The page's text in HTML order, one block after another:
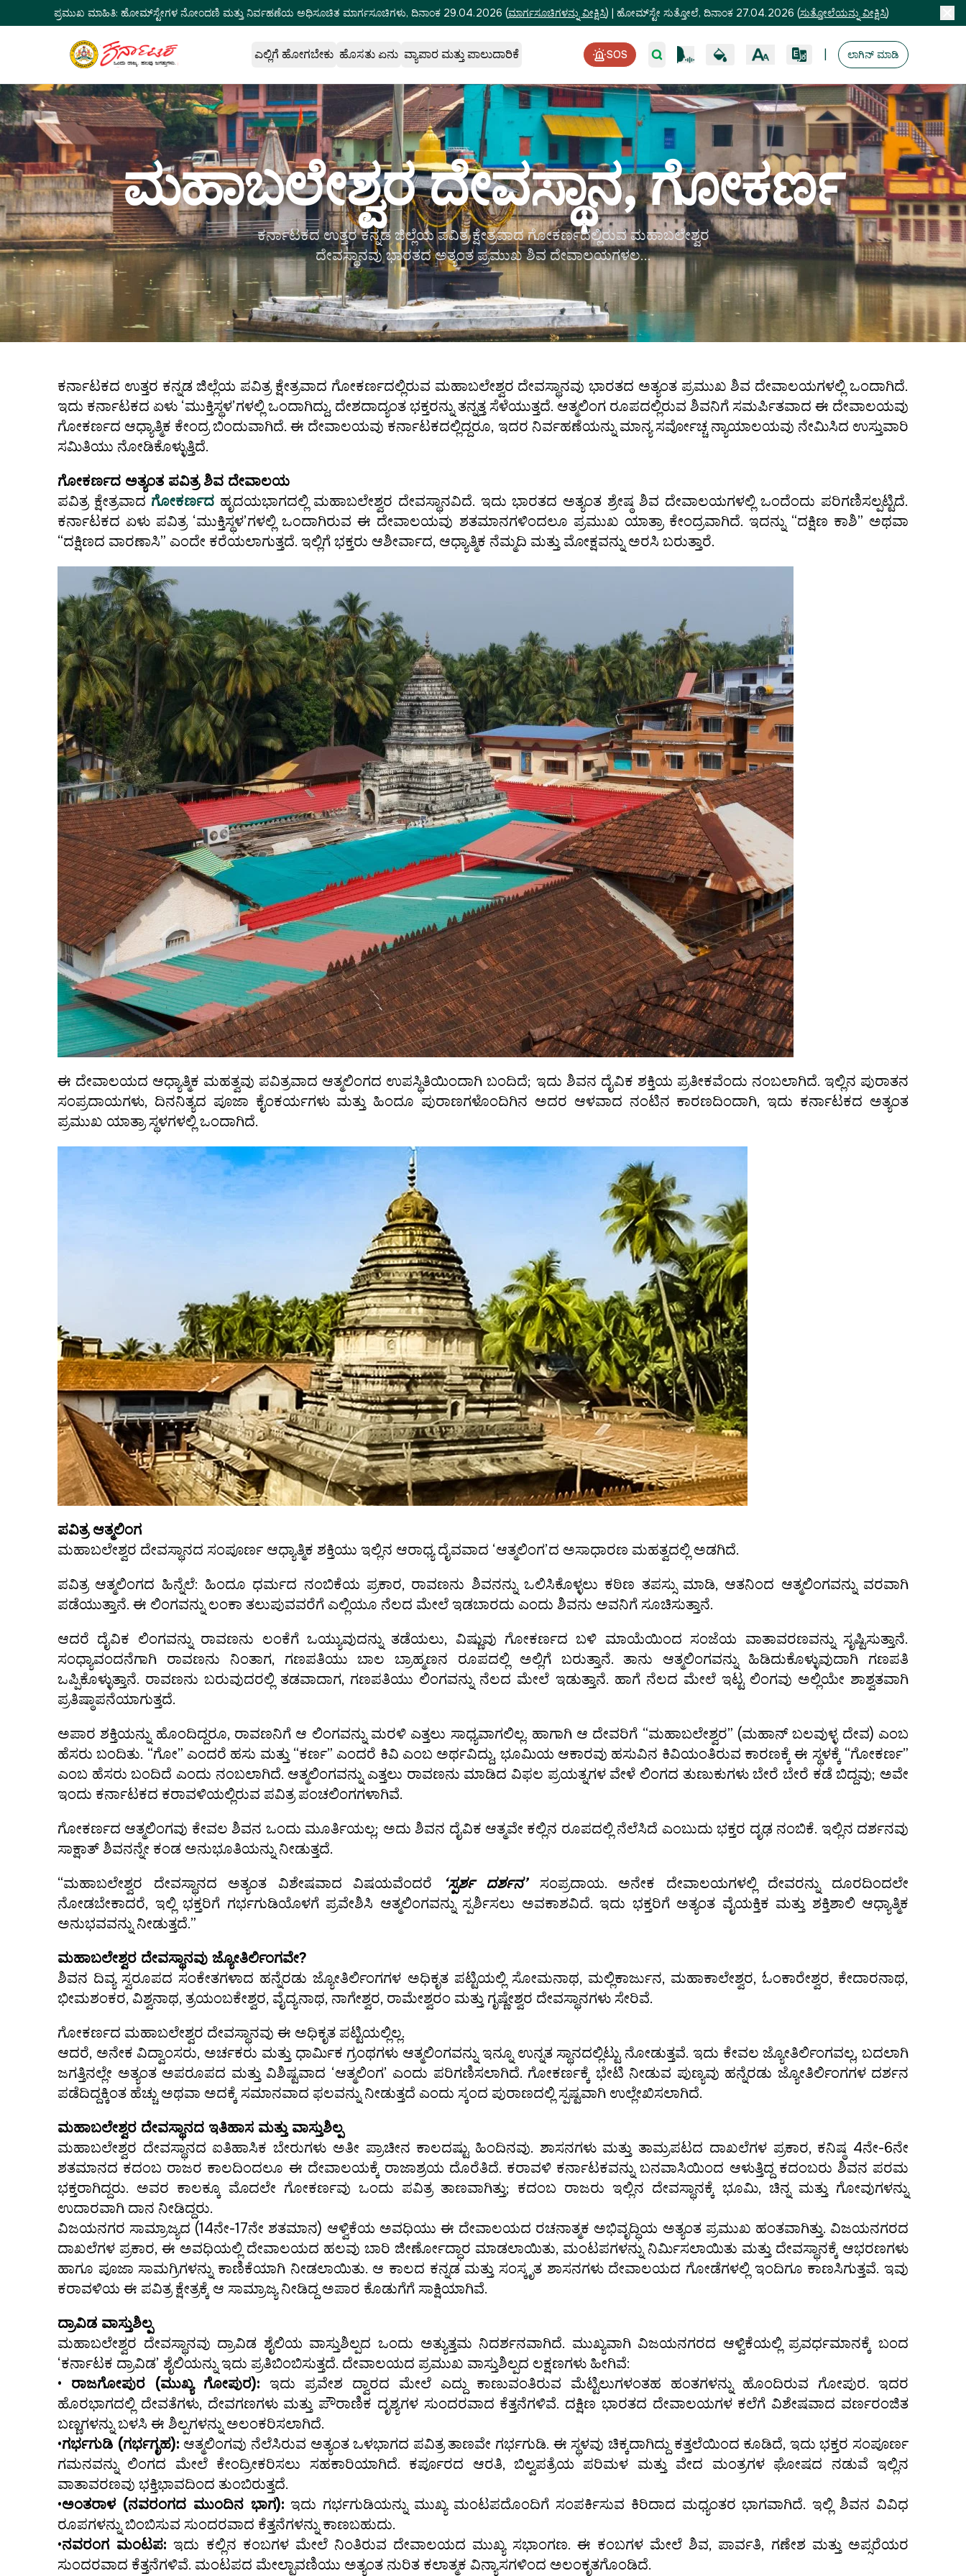
ಪ್ರಮುಖ ಮಾಹಿತಿ: ಹೋಮ್‌ಸ್ಟೇಗಳ ನೋಂದಣಿ ಮತ್ತು ನಿರ್ವಹಣೆಯ ಅಧಿಸೂಚಿತ ಮಾರ್ಗಸೂಚಿಗಳು, ದಿನಾಂಕ 29.04.2026 (ಮಾರ್ಗಸೂಚಿಗಳನ್ನು ವೀಕ್ಷಿಸಿ) | ಹೋಮ್‌ಸ್ಟೇ ಸುತ್ತೋಲೆ, ದಿನಾಂಕ 27.04.2026 (ಸುತ್ತೋಲೆಯನ್ನು ವೀಕ್ಷಿಸಿ)
ಎಲ್ಲಿಗೆ ಹೋಗಬೇಕು ಹೊಸತು ಏನು ವ್ಯಾಪಾರ ಮತ್ತು ಪಾಲುದಾರಿಕೆ SOS ಲಾಗಿನ್ ಮಾಡಿ
ಮಹಾಬಲೇಶ್ವರ ದೇವಸ್ಥಾನ, ಗೋಕರ್ಣ
ಕರ್ನಾಟಕದ ಉತ್ತರ ಕನ್ನಡ ಜಿಲ್ಲೆಯ ಪವಿತ್ರ ಕ್ಷೇತ್ರವಾದ ಗೋಕರ್ಣದಲ್ಲಿರುವ ಮಹಾಬಲೇಶ್ವರ
ದೇವಸ್ಥಾನವು ಭಾರತದ ಅತ್ಯಂತ ಪ್ರಮುಖ ಶಿವ ದೇವಾಲಯಗಳಲ...
ಕರ್ನಾಟಕದ ಉತ್ತರ ಕನ್ನಡ ಜಿಲ್ಲೆಯ ಪವಿತ್ರ ಕ್ಷೇತ್ರವಾದ ಗೋಕರ್ಣದಲ್ಲಿರುವ ಮಹಾಬಲೇಶ್ವರ ದೇವಸ್ಥಾನವು ಭಾರತದ ಅತ್ಯಂತ ಪ್ರಮುಖ ಶಿವ ದೇವಾಲಯಗಳಲ್ಲಿ ಒಂದಾಗಿದೆ.
ಇದು ಕರ್ನಾಟಕದ ಏಳು ‘ಮುಕ್ತಿಸ್ಥಳ’ಗಳಲ್ಲಿ ಒಂದಾಗಿದ್ದು, ದೇಶದಾದ್ಯಂತ ಭಕ್ತರನ್ನು ತನ್ನತ್ತ ಸೆಳೆಯುತ್ತದೆ. ಆತ್ಮಲಿಂಗ ರೂಪದಲ್ಲಿರುವ ಶಿವನಿಗೆ ಸಮರ್ಪಿತವಾದ ಈ ದೇವಾಲಯವು
ಗೋಕರ್ಣದ ಆಧ್ಯಾತ್ಮಿಕ ಕೇಂದ್ರ ಬಿಂದುವಾಗಿದೆ. ಈ ದೇವಾಲಯವು ಕರ್ನಾಟಕದಲ್ಲಿದ್ದರೂ, ಇದರ ನಿರ್ವಹಣೆಯನ್ನು ಮಾನ್ಯ ಸರ್ವೋಚ್ಚ ನ್ಯಾಯಾಲಯವು ನೇಮಿಸಿದ ಉಸ್ತುವಾರಿ
ಸಮಿತಿಯು ನೋಡಿಕೊಳ್ಳುತ್ತಿದೆ.
ಗೋಕರ್ಣದ ಅತ್ಯಂತ ಪವಿತ್ರ ಶಿವ ದೇವಾಲಯ
ಪವಿತ್ರ ಕ್ಷೇತ್ರವಾದ ಗೋಕರ್ಣದ ಹೃದಯಭಾಗದಲ್ಲಿ ಮಹಾಬಲೇಶ್ವರ ದೇವಸ್ಥಾನವಿದೆ. ಇದು ಭಾರತದ ಅತ್ಯಂತ ಶ್ರೇಷ್ಠ ಶಿವ ದೇವಾಲಯಗಳಲ್ಲಿ ಒಂದೆಂದು ಪರಿಗಣಿಸಲ್ಪಟ್ಟಿದೆ.
ಕರ್ನಾಟಕದ ಏಳು ಪವಿತ್ರ ‘ಮುಕ್ತಿಸ್ಥಳ’ಗಳಲ್ಲಿ ಒಂದಾಗಿರುವ ಈ ದೇವಾಲಯವು ಶತಮಾನಗಳಿಂದಲೂ ಪ್ರಮುಖ ಯಾತ್ರಾ ಕೇಂದ್ರವಾಗಿದೆ. ಇದನ್ನು “ದಕ್ಷಿಣ ಕಾಶಿ” ಅಥವಾ
“ದಕ್ಷಿಣದ ವಾರಣಾಸಿ” ಎಂದೇ ಕರೆಯಲಾಗುತ್ತದೆ. ಇಲ್ಲಿಗೆ ಭಕ್ತರು ಆಶೀರ್ವಾದ, ಆಧ್ಯಾತ್ಮಿಕ ನೆಮ್ಮದಿ ಮತ್ತು ಮೋಕ್ಷವನ್ನು ಅರಸಿ ಬರುತ್ತಾರೆ.
ಈ ದೇವಾಲಯದ ಆಧ್ಯಾತ್ಮಿಕ ಮಹತ್ವವು ಪವಿತ್ರವಾದ ಆತ್ಮಲಿಂಗದ ಉಪಸ್ಥಿತಿಯಿಂದಾಗಿ ಬಂದಿದೆ; ಇದು ಶಿವನ ದೈವಿಕ ಶಕ್ತಿಯ ಪ್ರತೀಕವೆಂದು ನಂಬಲಾಗಿದೆ. ಇಲ್ಲಿನ ಪುರಾತನ
ಸಂಪ್ರದಾಯಗಳು, ದಿನನಿತ್ಯದ ಪೂಜಾ ಕೈಂಕರ್ಯಗಳು ಮತ್ತು ಹಿಂದೂ ಪುರಾಣಗಳೊಂದಿಗಿನ ಅದರ ಆಳವಾದ ನಂಟಿನ ಕಾರಣದಿಂದಾಗಿ, ಇದು ಕರ್ನಾಟಕದ ಅತ್ಯಂತ
ಪ್ರಮುಖ ಯಾತ್ರಾ ಸ್ಥಳಗಳಲ್ಲಿ ಒಂದಾಗಿದೆ.
ಪವಿತ್ರ ಆತ್ಮಲಿಂಗ
ಮಹಾಬಲೇಶ್ವರ ದೇವಸ್ಥಾನದ ಸಂಪೂರ್ಣ ಆಧ್ಯಾತ್ಮಿಕ ಶಕ್ತಿಯು ಇಲ್ಲಿನ ಆರಾಧ್ಯ ದೈವವಾದ ‘ಆತ್ಮಲಿಂಗ’ದ ಅಸಾಧಾರಣ ಮಹತ್ವದಲ್ಲಿ ಅಡಗಿದೆ.
ಪವಿತ್ರ ಆತ್ಮಲಿಂಗದ ಹಿನ್ನೆಲೆ: ಹಿಂದೂ ಧರ್ಮದ ನಂಬಿಕೆಯ ಪ್ರಕಾರ, ರಾವಣನು ಶಿವನನ್ನು ಒಲಿಸಿಕೊಳ್ಳಲು ಕಠಿಣ ತಪಸ್ಸು ಮಾಡಿ, ಆತನಿಂದ ಆತ್ಮಲಿಂಗವನ್ನು ವರವಾಗಿ
ಪಡೆಯುತ್ತಾನೆ. ಈ ಲಿಂಗವನ್ನು ಲಂಕಾ ತಲುಪುವವರೆಗೆ ಎಲ್ಲಿಯೂ ನೆಲದ ಮೇಲೆ ಇಡಬಾರದು ಎಂದು ಶಿವನು ಅವನಿಗೆ ಸೂಚಿಸುತ್ತಾನೆ.
ಆದರೆ ದೈವಿಕ ಲಿಂಗವನ್ನು ರಾವಣನು ಲಂಕೆಗೆ ಒಯ್ಯುವುದನ್ನು ತಡೆಯಲು, ವಿಷ್ಣುವು ಗೋಕರ್ಣದ ಬಳಿ ಮಾಯೆಯಿಂದ ಸಂಜೆಯ ವಾತಾವರಣವನ್ನು ಸೃಷ್ಟಿಸುತ್ತಾನೆ.
ಸಂಧ್ಯಾವಂದನೆಗಾಗಿ ರಾವಣನು ನಿಂತಾಗ, ಗಣಪತಿಯು ಬಾಲ ಬ್ರಾಹ್ಮಣನ ರೂಪದಲ್ಲಿ ಅಲ್ಲಿಗೆ ಬರುತ್ತಾನೆ. ತಾನು ಆತ್ಮಲಿಂಗವನ್ನು ಹಿಡಿದುಕೊಳ್ಳುವುದಾಗಿ ಗಣಪತಿ
ಒಪ್ಪಿಕೊಳ್ಳುತ್ತಾನೆ. ರಾವಣನು ಬರುವುದರಲ್ಲಿ ತಡವಾದಾಗ, ಗಣಪತಿಯು ಲಿಂಗವನ್ನು ನೆಲದ ಮೇಲೆ ಇಡುತ್ತಾನೆ. ಹಾಗೆ ನೆಲದ ಮೇಲೆ ಇಟ್ಟ ಲಿಂಗವು ಅಲ್ಲಿಯೇ ಶಾಶ್ವತವಾಗಿ
ಪ್ರತಿಷ್ಠಾಪನೆಯಾಗುತ್ತದೆ.
ಅಪಾರ ಶಕ್ತಿಯನ್ನು ಹೊಂದಿದ್ದರೂ, ರಾವಣನಿಗೆ ಆ ಲಿಂಗವನ್ನು ಮರಳಿ ಎತ್ತಲು ಸಾಧ್ಯವಾಗಲಿಲ್ಲ. ಹಾಗಾಗಿ ಆ ದೇವರಿಗೆ “ಮಹಾಬಲೇಶ್ವರ” (ಮಹಾನ್ ಬಲವುಳ್ಳ ದೇವ) ಎಂಬ
ಹೆಸರು ಬಂದಿತು. “ಗೋ” ಎಂದರೆ ಹಸು ಮತ್ತು “ಕರ್ಣ” ಎಂದರೆ ಕಿವಿ ಎಂಬ ಅರ್ಥವಿದ್ದು, ಭೂಮಿಯ ಆಕಾರವು ಹಸುವಿನ ಕಿವಿಯಂತಿರುವ ಕಾರಣಕ್ಕೆ ಈ ಸ್ಥಳಕ್ಕೆ “ಗೋಕರ್ಣ”
ಎಂಬ ಹೆಸರು ಬಂದಿದೆ ಎಂದು ನಂಬಲಾಗಿದೆ. ಆತ್ಮಲಿಂಗವನ್ನು ಎತ್ತಲು ರಾವಣನು ಮಾಡಿದ ವಿಫಲ ಪ್ರಯತ್ನಗಳ ವೇಳೆ ಲಿಂಗದ ತುಣುಕುಗಳು ಬೇರೆ ಬೇರೆ ಕಡೆ ಬಿದ್ದವು; ಅವೇ
ಇಂದು ಕರ್ನಾಟಕದ ಕರಾವಳಿಯಲ್ಲಿರುವ ಪವಿತ್ರ ಪಂಚಲಿಂಗಗಳಾಗಿವೆ.
ಗೋಕರ್ಣದ ಆತ್ಮಲಿಂಗವು ಕೇವಲ ಶಿವನ ಒಂದು ಮೂರ್ತಿಯಲ್ಲ; ಅದು ಶಿವನ ದೈವಿಕ ಆತ್ಮವೇ ಕಲ್ಲಿನ ರೂಪದಲ್ಲಿ ನೆಲೆಸಿದೆ ಎಂಬುದು ಭಕ್ತರ ದೃಢ ನಂಬಿಕೆ. ಇಲ್ಲಿನ ದರ್ಶನವು
ಸಾಕ್ಷಾತ್ ಶಿವನನ್ನೇ ಕಂಡ ಅನುಭೂತಿಯನ್ನು ನೀಡುತ್ತದೆ.
“ಮಹಾಬಲೇಶ್ವರ ದೇವಸ್ಥಾನದ ಅತ್ಯಂತ ವಿಶೇಷವಾದ ವಿಷಯವೆಂದರೆ
‘ಸ್ಪರ್ಶ ದರ್ಶನ’ ಸಂಪ್ರದಾಯ. ಅನೇಕ ದೇವಾಲಯಗಳಲ್ಲಿ ದೇವರನ್ನು ದೂರದಿಂದಲೇ
ನೋಡಬೇಕಾದರೆ, ಇಲ್ಲಿ ಭಕ್ತರಿಗೆ ಗರ್ಭಗುಡಿಯೊಳಗೆ ಪ್ರವೇಶಿಸಿ ಆತ್ಮಲಿಂಗವನ್ನು ಸ್ಪರ್ಶಿಸಲು ಅವಕಾಶವಿದೆ. ಇದು ಭಕ್ತರಿಗೆ ಅತ್ಯಂತ ವೈಯಕ್ತಿಕ ಮತ್ತು ಶಕ್ತಿಶಾಲಿ ಆಧ್ಯಾತ್ಮಿಕ
ಅನುಭವವನ್ನು ನೀಡುತ್ತದೆ.”
ಮಹಾಬಲೇಶ್ವರ ದೇವಸ್ಥಾನವು ಜ್ಯೋತಿರ್ಲಿಂಗವೇ?
ಶಿವನ ದಿವ್ಯ ಸ್ವರೂಪದ ಸಂಕೇತಗಳಾದ ಹನ್ನೆರಡು ಜ್ಯೋತಿರ್ಲಿಂಗಗಳ ಅಧಿಕೃತ ಪಟ್ಟಿಯಲ್ಲಿ ಸೋಮನಾಥ, ಮಲ್ಲಿಕಾರ್ಜುನ, ಮಹಾಕಾಲೇಶ್ವರ, ಓಂಕಾರೇಶ್ವರ, ಕೇದಾರನಾಥ,
ಭೀಮಶಂಕರ, ವಿಶ್ವನಾಥ, ತ್ರಯಂಬಕೇಶ್ವರ, ವೈದ್ಯನಾಥ, ನಾಗೇಶ್ವರ, ರಾಮೇಶ್ವರಂ ಮತ್ತು ಗೃಷ್ಣೇಶ್ವರ ದೇವಸ್ಥಾನಗಳು ಸೇರಿವೆ.
ಗೋಕರ್ಣದ ಮಹಾಬಲೇಶ್ವರ ದೇವಸ್ಥಾನವು ಈ ಅಧಿಕೃತ ಪಟ್ಟಿಯಲ್ಲಿಲ್ಲ.
ಆದರೆ, ಅನೇಕ ವಿದ್ವಾಂಸರು, ಅರ್ಚಕರು ಮತ್ತು ಧಾರ್ಮಿಕ ಗ್ರಂಥಗಳು ಆತ್ಮಲಿಂಗವನ್ನು ಇನ್ನೂ ಉನ್ನತ ಸ್ಥಾನದಲ್ಲಿಟ್ಟು ನೋಡುತ್ತವೆ. ಇದು ಕೇವಲ ಜ್ಯೋತಿರ್ಲಿಂಗವಲ್ಲ, ಬದಲಾಗಿ
ಜಗತ್ತಿನಲ್ಲೇ ಅತ್ಯಂತ ಅಪರೂಪದ ಮತ್ತು ವಿಶಿಷ್ಟವಾದ ‘ಆತ್ಮಲಿಂಗ’ ಎಂದು ಪರಿಗಣಿಸಲಾಗಿದೆ. ಗೋಕರ್ಣಕ್ಕೆ ಭೇಟಿ ನೀಡುವ ಪುಣ್ಯವು ಹನ್ನೆರಡು ಜ್ಯೋತಿರ್ಲಿಂಗಗಳ ದರ್ಶನ
ಪಡೆದಿದ್ದಕ್ಕಿಂತ ಹೆಚ್ಚು ಅಥವಾ ಅದಕ್ಕೆ ಸಮಾನವಾದ ಫಲವನ್ನು ನೀಡುತ್ತದೆ ಎಂದು ಸ್ಕಂದ ಪುರಾಣದಲ್ಲಿ ಸ್ಪಷ್ಟವಾಗಿ ಉಲ್ಲೇಖಿಸಲಾಗಿದೆ.
ಮಹಾಬಲೇಶ್ವರ ದೇವಸ್ಥಾನದ ಇತಿಹಾಸ ಮತ್ತು ವಾಸ್ತುಶಿಲ್ಪ
ಮಹಾಬಲೇಶ್ವರ ದೇವಸ್ಥಾನದ ಐತಿಹಾಸಿಕ ಬೇರುಗಳು ಅತೀ ಪ್ರಾಚೀನ ಕಾಲದಷ್ಟು ಹಿಂದಿನವು. ಶಾಸನಗಳು ಮತ್ತು ತಾಮ್ರಪಟದ ದಾಖಲೆಗಳ ಪ್ರಕಾರ, ಕನಿಷ್ಠ 4ನೇ-6ನೇ
ಶತಮಾನದ ಕದಂಬ ರಾಜರ ಕಾಲದಿಂದಲೂ ಈ ದೇವಾಲಯಕ್ಕೆ ರಾಜಾಶ್ರಯ ದೊರೆತಿದೆ. ಕರಾವಳಿ ಕರ್ನಾಟಕವನ್ನು ಬನವಾಸಿಯಿಂದ ಆಳುತ್ತಿದ್ದ ಕದಂಬರು ಶಿವನ ಪರಮ
ಭಕ್ತರಾಗಿದ್ದರು. ಅವರ ಕಾಲಕ್ಕೂ ಮೊದಲೇ ಗೋಕರ್ಣವು ಒಂದು ಪವಿತ್ರ ತಾಣವಾಗಿತ್ತು; ಕದಂಬ ರಾಜರು ಇಲ್ಲಿನ ದೇವಸ್ಥಾನಕ್ಕೆ ಭೂಮಿ, ಚಿನ್ನ ಮತ್ತು ಗೋವುಗಳನ್ನು
ಉದಾರವಾಗಿ ದಾನ ನೀಡಿದ್ದರು.
ವಿಜಯನಗರ ಸಾಮ್ರಾಜ್ಯದ (14ನೇ-17ನೇ ಶತಮಾನ) ಆಳ್ವಿಕೆಯ ಅವಧಿಯು ಈ ದೇವಾಲಯದ ರಚನಾತ್ಮಕ ಅಭಿವೃದ್ಧಿಯ ಅತ್ಯಂತ ಪ್ರಮುಖ ಹಂತವಾಗಿತ್ತು. ವಿಜಯನಗರದ
ದಾಖಲೆಗಳ ಪ್ರಕಾರ, ಈ ಅವಧಿಯಲ್ಲಿ ದೇವಾಲಯದ ಹಲವು ಬಾರಿ ಜೀರ್ಣೋದ್ಧಾರ ಮಾಡಲಾಯಿತು, ಮಂಟಪಗಳನ್ನು ನಿರ್ಮಿಸಲಾಯಿತು ಮತ್ತು ದೇವಸ್ಥಾನಕ್ಕೆ ಆಭರಣಗಳು
ಹಾಗೂ ಪೂಜಾ ಸಾಮಗ್ರಿಗಳನ್ನು ಕಾಣಿಕೆಯಾಗಿ ನೀಡಲಾಯಿತು. ಆ ಕಾಲದ ಕನ್ನಡ ಮತ್ತು ಸಂಸ್ಕೃತ ಶಾಸನಗಳು ದೇವಾಲಯದ ಗೋಡೆಗಳಲ್ಲಿ ಇಂದಿಗೂ ಕಾಣಸಿಗುತ್ತವೆ. ಇವು
ಕರಾವಳಿಯ ಈ ಪವಿತ್ರ ಕ್ಷೇತ್ರಕ್ಕೆ ಆ ಸಾಮ್ರಾಜ್ಯ ನೀಡಿದ್ದ ಅಪಾರ ಕೊಡುಗೆಗೆ ಸಾಕ್ಷಿಯಾಗಿವೆ.
ದ್ರಾವಿಡ ವಾಸ್ತುಶಿಲ್ಪ
ಮಹಾಬಲೇಶ್ವರ ದೇವಸ್ಥಾನವು ದ್ರಾವಿಡ ಶೈಲಿಯ ವಾಸ್ತುಶಿಲ್ಪದ ಒಂದು ಅತ್ಯುತ್ತಮ ನಿದರ್ಶನವಾಗಿದೆ. ಮುಖ್ಯವಾಗಿ ವಿಜಯನಗರದ ಆಳ್ವಿಕೆಯಲ್ಲಿ ಪ್ರವರ್ಧಮಾನಕ್ಕೆ ಬಂದ
‘ಕರ್ನಾಟಕ ದ್ರಾವಿಡ’ ಶೈಲಿಯನ್ನು ಇದು ಪ್ರತಿಬಿಂಬಿಸುತ್ತದೆ. ದೇವಾಲಯದ ಪ್ರಮುಖ ವಾಸ್ತುಶಿಲ್ಪದ ಲಕ್ಷಣಗಳು ಹೀಗಿವೆ:
• ರಾಜಗೋಪುರ (ಮುಖ್ಯ ಗೋಪುರ): ಇದು ಪ್ರವೇಶ ದ್ವಾರದ ಮೇಲೆ ಎದ್ದು ಕಾಣುವಂತಿರುವ ಮೆಟ್ಟಿಲುಗಳಂತಹ ಹಂತಗಳನ್ನು ಹೊಂದಿರುವ ಗೋಪುರ. ಇದರ
ಹೊರಭಾಗದಲ್ಲಿ ದೇವತೆಗಳು, ದೇವಗಣಗಳು ಮತ್ತು ಪೌರಾಣಿಕ ದೃಶ್ಯಗಳ ಸುಂದರವಾದ ಕೆತ್ತನೆಗಳಿವೆ. ದಕ್ಷಿಣ ಭಾರತದ ದೇವಾಲಯಗಳ ಕಲೆಗೆ ವಿಶೇಷವಾದ ವರ್ಣರಂಜಿತ
ಬಣ್ಣಗಳನ್ನು ಬಳಸಿ ಈ ಶಿಲ್ಪಗಳನ್ನು ಅಲಂಕರಿಸಲಾಗಿದೆ.
•ಗರ್ಭಗುಡಿ (ಗರ್ಭಗೃಹ): ಆತ್ಮಲಿಂಗವು ನೆಲೆಸಿರುವ ಅತ್ಯಂತ ಒಳಭಾಗದ ಪವಿತ್ರ ತಾಣವೇ ಗರ್ಭಗುಡಿ. ಈ ಸ್ಥಳವು ಚಿಕ್ಕದಾಗಿದ್ದು ಕತ್ತಲೆಯಿಂದ ಕೂಡಿದೆ, ಇದು ಭಕ್ತರ ಸಂಪೂರ್ಣ
ಗಮನವನ್ನು ಲಿಂಗದ ಮೇಲೆ ಕೇಂದ್ರೀಕರಿಸಲು ಸಹಕಾರಿಯಾಗಿದೆ. ಕರ್ಪೂರದ ಆರತಿ, ಬಿಲ್ವಪತ್ರೆಯ ಪರಿಮಳ ಮತ್ತು ವೇದ ಮಂತ್ರಗಳ ಘೋಷದ ನಡುವೆ ಇಲ್ಲಿನ
ವಾತಾವರಣವು ಭಕ್ತಿಭಾವದಿಂದ ತುಂಬಿರುತ್ತದೆ.
•ಅಂತರಾಳ (ನವರಂಗದ ಮುಂದಿನ ಭಾಗ): ಇದು ಗರ್ಭಗುಡಿಯನ್ನು ಮುಖ್ಯ ಮಂಟಪದೊಂದಿಗೆ ಸಂಪರ್ಕಿಸುವ ಕಿರಿದಾದ ಮಧ್ಯಂತರ ಭಾಗವಾಗಿದೆ. ಇಲ್ಲಿ ಶಿವನ ವಿವಿಧ
ರೂಪಗಳನ್ನು ಬಿಂಬಿಸುವ ಸುಂದರವಾದ ಕೆತ್ತನೆಗಳನ್ನು ಕಾಣಬಹುದು.
•ನವರಂಗ ಮಂಟಪ: ಇದು ಕಲ್ಲಿನ ಕಂಬಗಳ ಮೇಲೆ ನಿಂತಿರುವ ದೇವಾಲಯದ ಮುಖ್ಯ ಸಭಾಂಗಣ. ಈ ಕಂಬಗಳ ಮೇಲೆ ಶಿವ, ಪಾರ್ವತಿ, ಗಣೇಶ ಮತ್ತು ಅಪ್ಸರೆಯರ
ಸುಂದರವಾದ ಕೆತ್ತನೆಗಳಿವೆ. ಮಂಟಪದ ಮೇಲ್ಛಾವಣಿಯು ಅತ್ಯಂತ ನುರಿತ ಕಲಾತ್ಮಕ ವಿನ್ಯಾಸಗಳಿಂದ ಅಲಂಕೃತಗೊಂಡಿದೆ.